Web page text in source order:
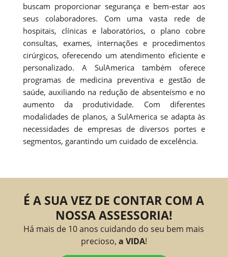
buscam proporcionar segurança e bem-estar aos
seus colaboradores. Com uma vasta rede de
hospitais, clínicas e laboratórios, o plano cobre
consultas, exames, internações e procedimentos
cirúrgicos, oferecendo um atendimento eficiente e
personalizado. A SulAmerica também oferece
programas de medicina preventiva e gestão de
saúde, auxiliando na redução de absenteísmo e no
aumento da produtividade. Com diferentes
modalidades de planos, a SulAmerica se adapta às
necessidades de empresas de diversos portes e
segmentos, garantindo um cuidado de excelência.
É A SUA VEZ DE CONTAR COM A
NOSSA ASSESSORIA!
Há mais de 10 anos cuidando do seu bem mais
precioso, a VIDA!